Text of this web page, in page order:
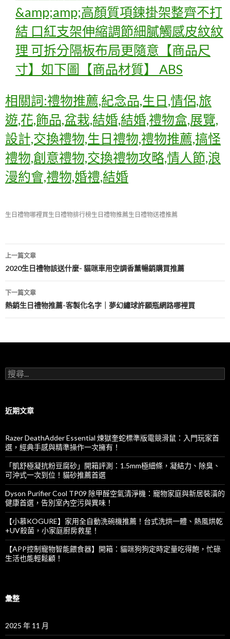
&amp;amp;高顏質項鍊掛架整齊不打
結 口紅支架伸縮調節細膩觸感皮紋紋
理 可拆分隔板布局更隨意【商品尺
寸】如下圖【商品材質】 ABS
相關詞:禮物推薦,紀念品,生日,情侶,旅
遊,花,飾品,盆栽,結婚,結婚,禮物盒,展覽,
設計,交換禮物,生日禮物,禮物推薦,搞怪
禮物,創意禮物,交換禮物攻略,情人節,浪
漫約會,禮物,婚禮,結婚
生日禮物哪裡買生日禮物排行榜生日禮物推薦生日禮物送禮推薦
文
章
導
上一篇文章
2020生日禮物該送什麼- 貓咪車用空調香薰暢銷購買推薦
下一篇文章
熱銷生日禮物推薦-客製化名字｜夢幻繡球許願瓶網路哪裡買
搜
尋
字
近期文章
Razer DeathAdder Essential 煉獄奎蛇標準版電競滑鼠：入門玩家首
選，經典手感與精準操作一次擁有！
「凱舒極凝抗粉豆腐砂」開箱評測：1.5mm極細條，凝結力、除臭、
可沖式一次到位！貓砂推薦首選
Dyson Purifier Cool TP09 除甲醛空氣清淨機：寵物家庭與新居裝潢的
健康首選，告別室內空污與異味！
【小慕KOGURE】家用全自動洗碗機推薦！台式洗烘一體、熱風烘乾
+UV殺菌，小家庭廚房救星！
【APP控制寵物智能餵食器】開箱：貓咪狗狗定時定量吃得飽，忙碌
生活也能輕鬆顧！
彙整
2025 年 11 月